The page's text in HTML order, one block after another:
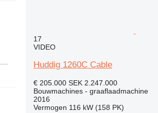
17
VIDEO
Huddig 1260C Cable
€ 205.000 SEK 2.247.000
Bouwmachines - graaflaadmachine
2016
Vermogen 116 kW (158 PK)